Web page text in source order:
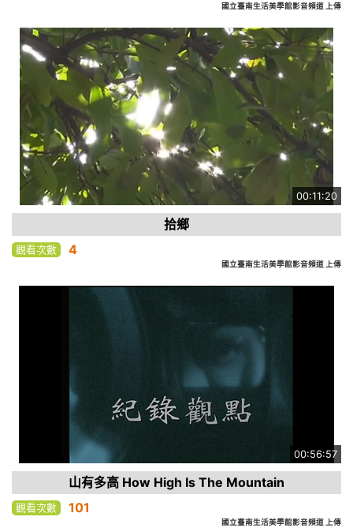
國立臺南生活美學館影音頻道 上傳
00:11:20
拾鄉
觀看次數 4
國立臺南生活美學館影音頻道 上傳
00:56:57
山有多高 How High Is The Mountain
觀看次數 101
國立臺南生活美學館影音頻道 上傳